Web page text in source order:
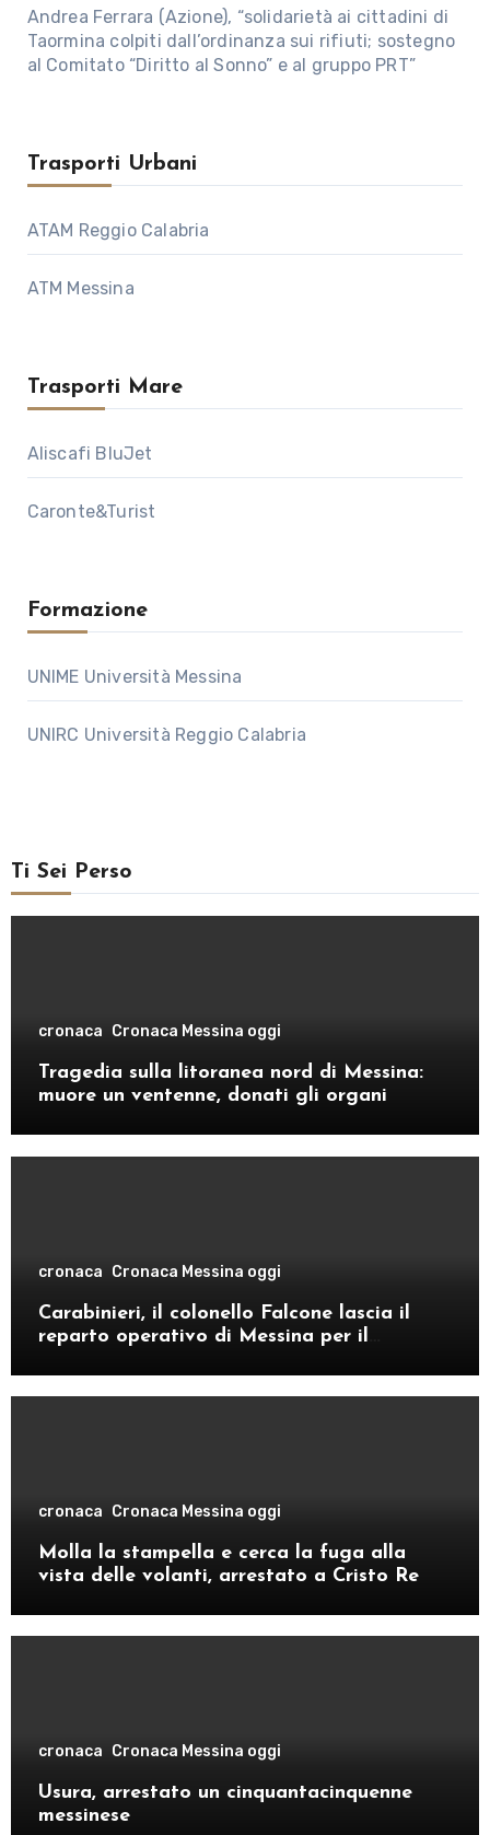
Andrea Ferrara (Azione), “solidarietà ai cittadini di
Taormina colpiti dall’ordinanza sui rifiuti; sostegno
al Comitato “Diritto al Sonno” e al gruppo PRT”
Trasporti Urbani
ATAM Reggio Calabria
ATM Messina
Trasporti Mare
Aliscafi BluJet
Caronte&Turist
Formazione
UNIME Università Messina
UNIRC Università Reggio Calabria
Ti Sei Perso
cronaca Cronaca Messina oggi
Tragedia sulla litoranea nord di Messina:
muore un ventenne, donati gli organi
cronaca Cronaca Messina oggi
Carabinieri, il colonello Falcone lascia il
reparto operativo di Messina per il
cronaca Cronaca Messina oggi
Molla la stampella e cerca la fuga alla
vista delle volanti, arrestato a Cristo Re
cronaca Cronaca Messina oggi
Usura, arrestato un cinquantacinquenne
messinese